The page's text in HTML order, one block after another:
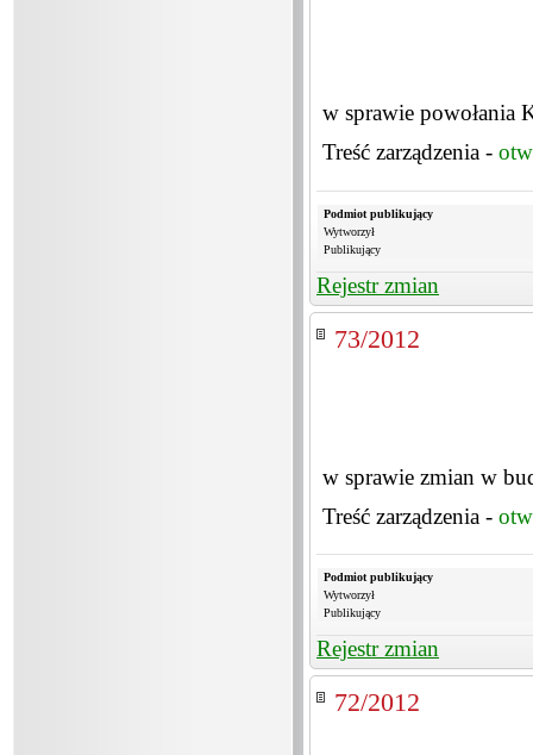
w sprawie powołania
Treść zarządzenia -
Podmiot publikujący
Wytworzył
Publikujący
Rejestr zmian
73/2012
w sprawie zmian w
Treść zarządzenia -
Podmiot publikujący
Wytworzył
Publikujący
Rejestr zmian
72/2012